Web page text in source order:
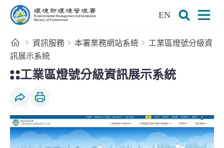
跳到主要內容區塊
EN
首頁資訊服務 本署業務網站系統
工業區燈號分級資
訊展示系統
工業區燈號分級資訊展示系統
社群分享列印本頁